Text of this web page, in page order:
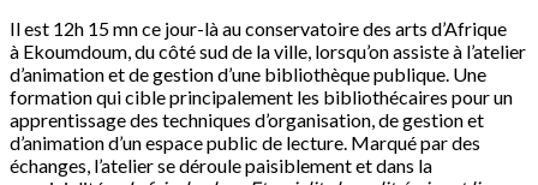
Il est 12h 15 mn ce jour-là au conservatoire des arts d’Afrique
à Ekoumdoum, du côté sud de la ville, lorsqu’on assiste à l’atelier
d’animation et de gestion d’une bibliothèque publique. Une
formation qui cible principalement les bibliothécaires pour un
apprentissage des techniques d’organisation, de gestion et
d’animation d’un espace public de lecture. Marqué par des
échanges, l’atelier se déroule paisiblement et dans la